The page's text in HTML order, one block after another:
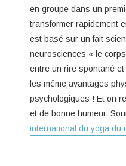
en groupe dans un
transformer rapidement
est basé sur un fait
neurosciences « le
entre un rire spontané
les même avantages
psychologiques ! Et on
et de bonne humeur.
international du yoga du